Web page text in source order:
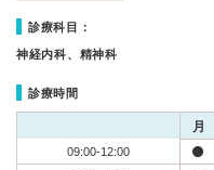
診療科目：
神経内科、精神科
診療時間
月
09:00-12:00